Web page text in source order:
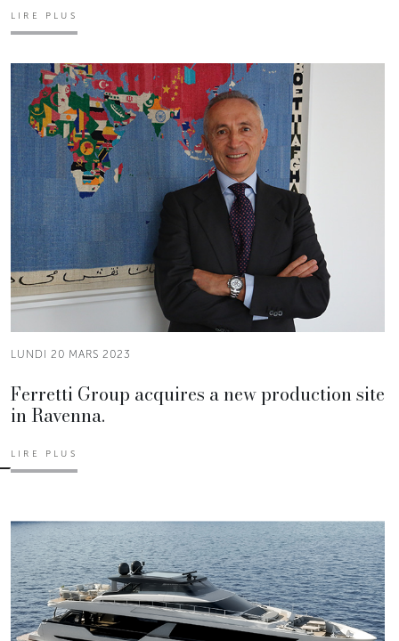
LIRE PLUS
LUNDI 20 MARS 2023
Ferretti Group acquires a new production site
in Ravenna.
LIRE PLUS